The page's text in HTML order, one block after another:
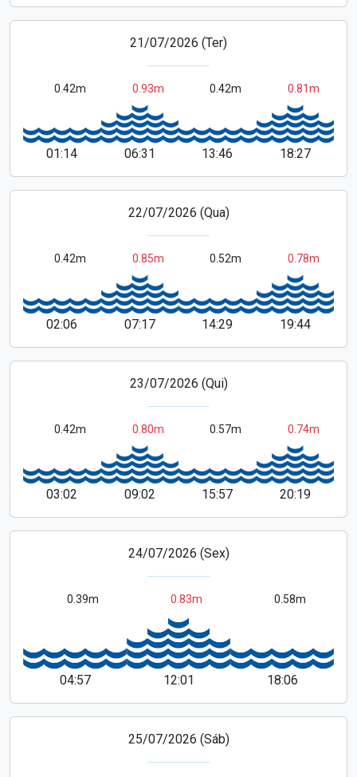
21/07/2026 (Ter)
0.42m
01:14
0.93m
06:31
0.42m
13:46
0.81m
18:27
22/07/2026 (Qua)
0.42m
02:06
0.85m
07:17
0.52m
14:29
0.78m
19:44
23/07/2026 (Qui)
0.42m
03:02
0.80m
09:02
0.57m
15:57
0.74m
20:19
24/07/2026 (Sex)
0.39m
04:57
0.83m
12:01
0.58m
18:06
25/07/2026 (Sáb)